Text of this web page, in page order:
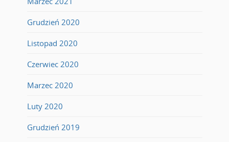
Grudzień 2020
Listopad 2020
Czerwiec 2020
Marzec 2020
Luty 2020
Grudzień 2019